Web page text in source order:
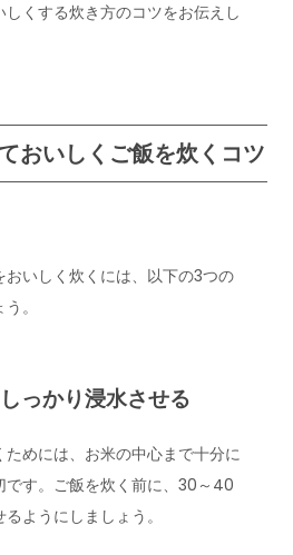
くする炊き方のコツをお伝えし
おいしくご飯を炊くコツ
いしく炊くには、以下の3つの
。
しっかり浸水させる
めには、お米の中心まで十分に
です。ご飯を炊く前に、30～40
ようにしましょう。